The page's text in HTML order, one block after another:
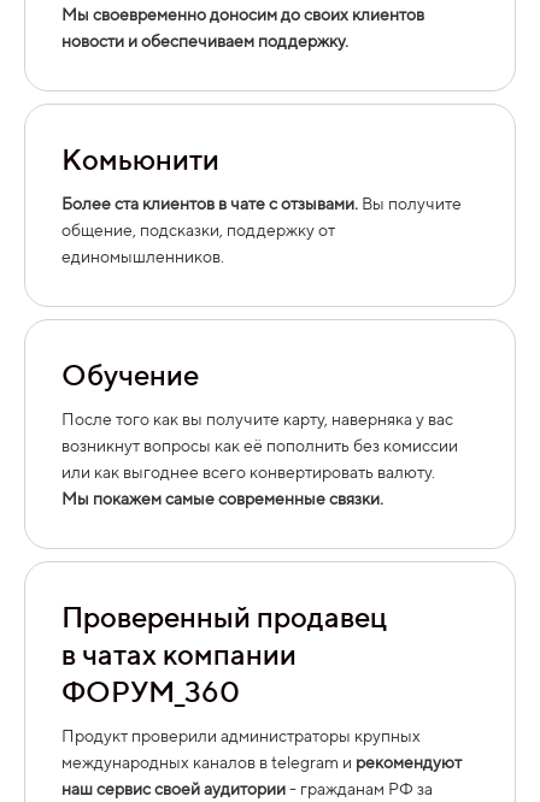
Мы своевременно доносим до своих клиентов
новости и обеспечиваем поддержку.
Комьюнити
Более ста клиентов в чате с отзывами. Вы получите
общение, подсказки, поддержку от
единомышленников.
Обучение
После того как вы получите карту, наверняка у вас
возникнут вопросы как её пополнить без комиссии
или как выгоднее всего конвертировать валюту.
Мы покажем самые современные связки.
Проверенный продавец
в чатах компании
ФОРУМ_360
Продукт проверили администраторы крупных
международных каналов в telegram и рекомендуют
наш сервис своей аудитории- гражданам РФ за